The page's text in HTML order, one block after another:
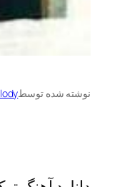
نوشته شده توسط